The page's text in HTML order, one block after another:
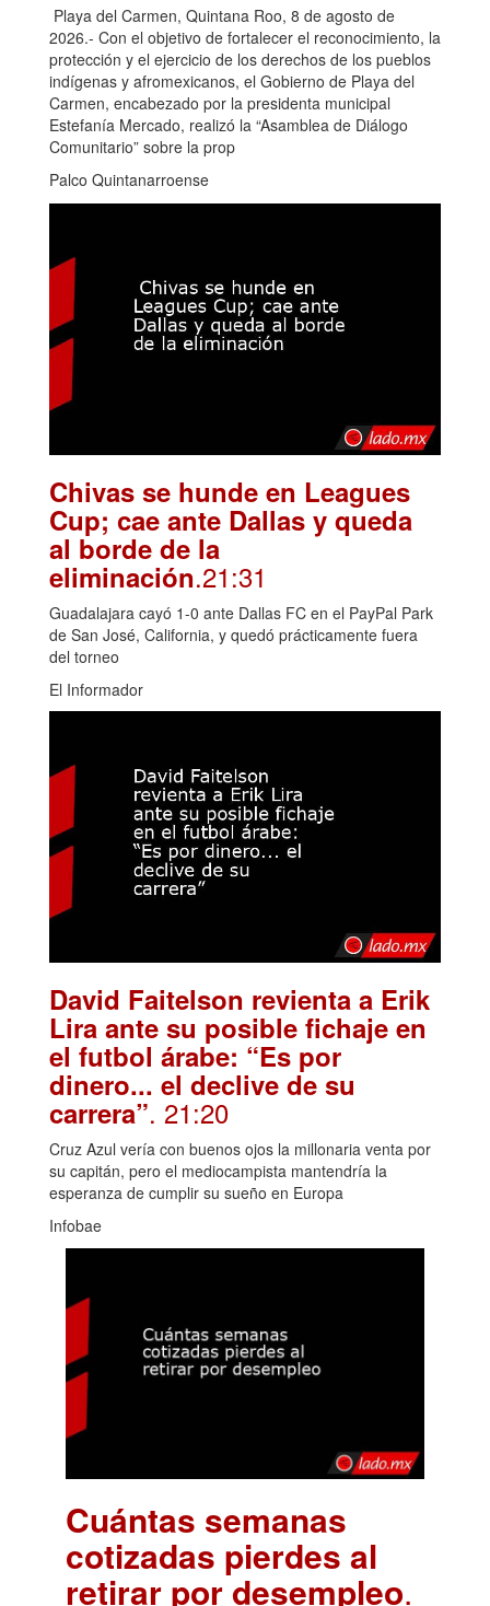
Playa del Carmen, Quintana Roo, 8 de agosto de
2026.- Con el objetivo de fortalecer el reconocimiento, la
protección y el ejercicio de los derechos de los pueblos
indígenas y afromexicanos, el Gobierno de Playa del
Carmen, encabezado por la presidenta municipal
Estefanía Mercado, realizó la “Asamblea de Diálogo
Comunitario” sobre la prop
Palco Quintanarroense
Chivas se hunde en Leagues
Cup; cae ante Dallas y queda
al borde de la
eliminación.21:31
Guadalajara cayó 1-0 ante Dallas FC en el PayPal Park
de San José, California, y quedó prácticamente fuera
del torneo
El Informador
David Faitelson revienta a Erik
Lira ante su posible fichaje en
el futbol árabe: “Es por
dinero... el declive de su
carrera”. 21:20
Cruz Azul vería con buenos ojos la millonaria venta por
su capitán, pero el mediocampista mantendría la
esperanza de cumplir su sueño en Europa
Infobae
Cuántas semanas
cotizadas pierdes al
retirar por desempleo.